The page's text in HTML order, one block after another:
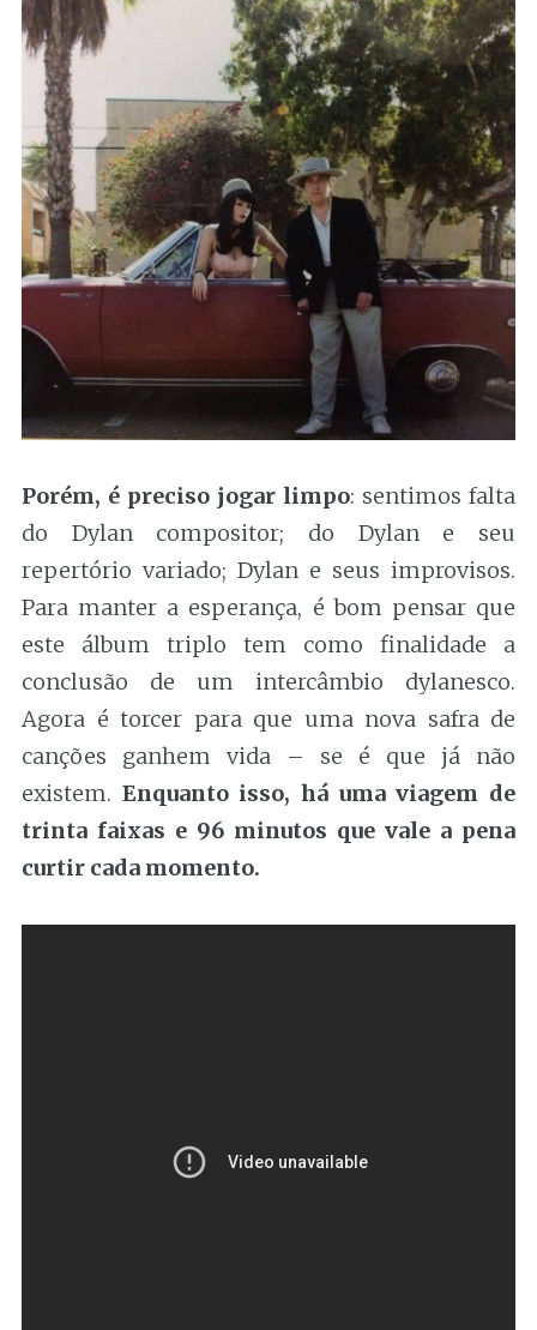
Porém, é preciso jogar limpo: sentimos falta
do Dylan compositor; do Dylan e seu
repertório variado; Dylan e seus improvisos.
Para manter a esperança, é bom pensar que
este álbum triplo tem como finalidade a
conclusão de um intercâmbio dylanesco.
Agora é torcer para que uma nova safra de
canções ganhem vida – se é que já não
existem. Enquanto isso, há uma viagem de
trinta faixas e 96 minutos que vale a pena
curtir cada momento.